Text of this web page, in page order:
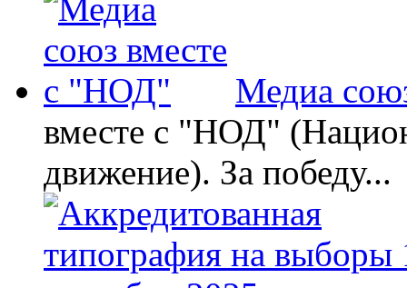
Медиа
вместе с "НОД"
движение). За победу...